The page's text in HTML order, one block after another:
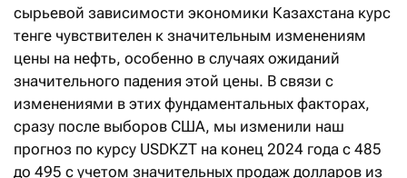
сырьевой зависимости экономики Казахстана курс
тенге чувствителен к значительным изменениям
цены на нефть, особенно в случаях ожиданий
значительного падения этой цены. В связи с
изменениями в этих фундаментальных факторах,
сразу после выборов США, мы изменили наш
прогноз по курсу USDKZT на конец 2024 года c 485
до 495 с учетом значительных продаж долларов из